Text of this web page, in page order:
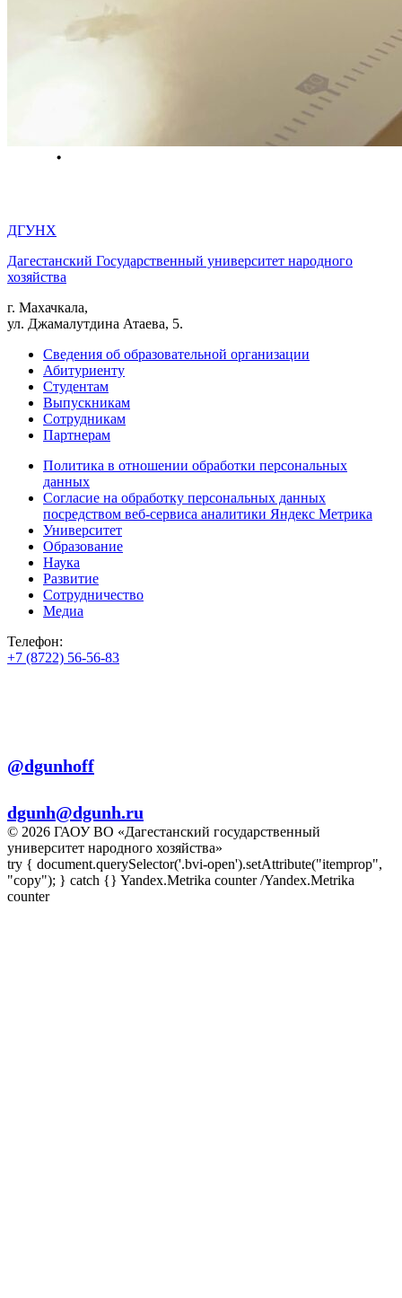
ДГУНХ
Дагестанский Государственный университет народного
хозяйства
г. Махачкала,
ул. Джамалутдина Атаева, 5.
Сведения об образовательной организации
Абитуриенту
Студентам
Выпускникам
Сотрудникам
Партнерам
Политика в отношении обработки персональных
данных
Согласие на обработку персональных данных
посредством веб-сервиса аналитики Яндекс Метрика
Университет
Образование
Наука
Развитие
Сотрудничество
Медиа
Телефон:
+7 (8722) 56-56-83
@dgunhoff
dgunh@dgunh.ru
© 2026 ГАОУ ВО «Дагестанский государственный
университет народного хозяйства»
try { document.querySelector('.bvi-open').setAttribute("itemprop",
"copy"); } catch {} Yandex.Metrika counter/Yandex.Metrika
counter